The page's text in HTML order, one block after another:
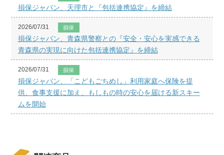
損保ジャパン、天理市と『包括連携協定』を締結
2026/07/31 損保
損保ジャパン、青森県警察との『安全・安心を実感できる
青森県の実現に向けた包括連携協定』を締結
2026/07/31 損保
損保ジャパン、「こどもごちめし」利用家庭へ保険を提
供、食事支援に加え、もしもの時の安心を届ける新スキー
ムを開始